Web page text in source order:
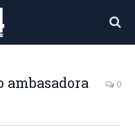
ambasadora
0